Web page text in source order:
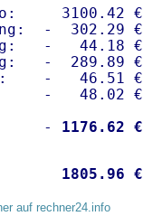
3100.42 €
-  302.29
-   44.18 €
-  289.89 €
-   46.51 €
-   48.02
-
1176.62 €
1805.96 €
auf rechner24.info